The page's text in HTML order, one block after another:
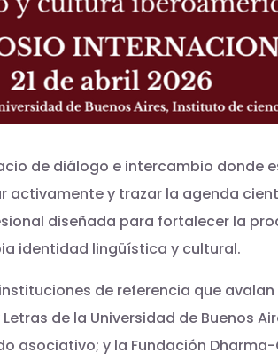
de diálogo e intercambio
y trazar la agenda
diseñada para fortalecer la
identidad lingüística y cultural.
de referencia que
de la Universidad de Buenos
asociativo; y la Fundación